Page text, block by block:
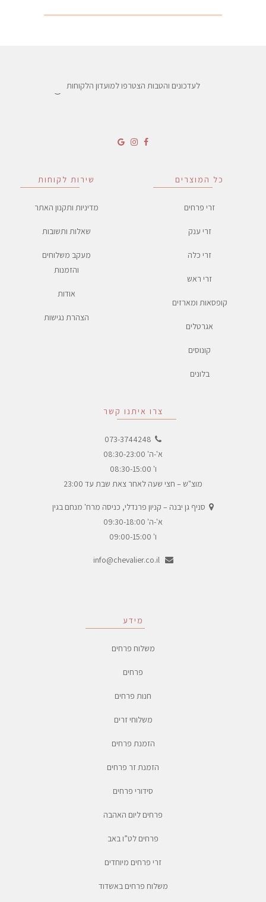
מידע
משלוח פרחים
פרחים
חנות פרחים
משלוחי זרים
הזמנת פרחים
הזמנת זר פרחים
סידורי פרחים
פרחים ליום האהבה
פרחים לט”ו באב
זרי פרחים מיוחדים
משלוח פרחים באשדוד
צרו איתנו קשר
073-3744248
א'-ה' 08:30-23:00
ו' 08:30-15:00
מוצ"ש – חצי שעה לאחר צאת שבת עד 23:00
סניף גן יבנה – קניון פרנדלי, כניסה מרח' מנחם בגין
א'-ה' 09:30-18:00
ו' 09:00-15:00
info@chevalier.co.il
כל המוצרים
זרי פרחים
זרי ענק
זרי כלה
זרי ראש
קופסאות ומארזים
אגרטלים
קונוסים
בלונים
שירות לקוחות
מדיניות ותקנון האתר
שאלות ותשובות
מעקב משלוחים
והזמנות
אודות
הצהרת נגישות
לעדכונים והטבות הצטרפו למועדון הלקוחות